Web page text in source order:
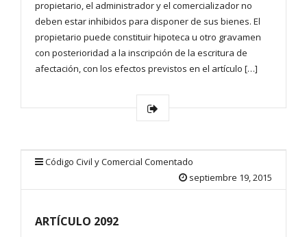
propietario, el administrador y el comercializador no
deben estar inhibidos para disponer de sus bienes. El
propietario puede constituir hipoteca u otro gravamen
con posterioridad a la inscripción de la escritura de
afectación, con los efectos previstos en el artículo […]
Código Civil y Comercial Comentado
septiembre 19, 2015
ARTÍCULO 2092